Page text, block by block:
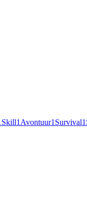
Skill1 Avontuur1 Survival1